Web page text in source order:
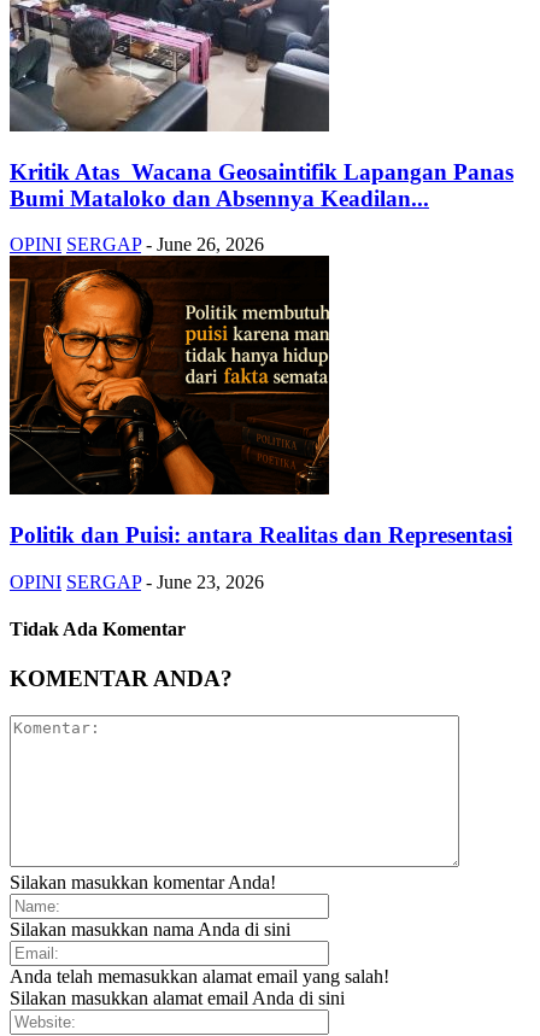
Kritik Atas Wacana Geosaintifik Lapangan Panas
Bumi Mataloko dan Absennya Keadilan...
OPINI SERGAP - June 26, 2026
Politik dan Puisi: antara Realitas dan Representasi
OPINI SERGAP - June 23, 2026
Tidak Ada Komentar
KOMENTAR ANDA?
Silakan masukkan komentar Anda!
Silakan masukkan nama Anda di sini
Anda telah memasukkan alamat email yang salah!
Silakan masukkan alamat email Anda di sini